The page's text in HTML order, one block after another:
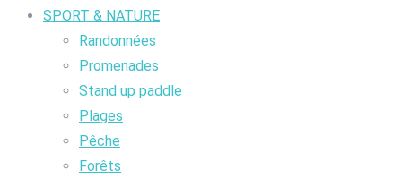
SPORT & NATURE
Randonnées
Promenades
Stand up paddle
Plages
Pêche
Forêts